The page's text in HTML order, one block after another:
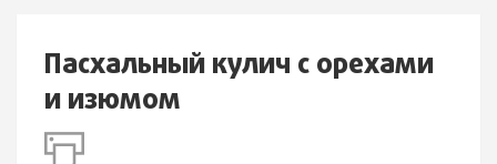
Пасхальный кулич с орехами
и изюмом